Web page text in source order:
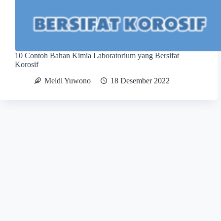
10 Contoh Bahan Kimia Laboratorium yang Bersifat
Korosif
Meidi Yuwono
18 Desember 2022